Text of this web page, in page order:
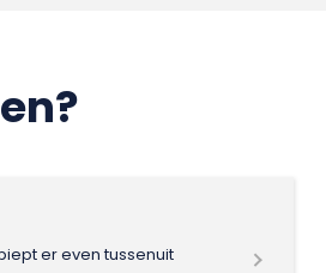
er even tussenuit